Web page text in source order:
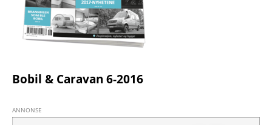
Bobil & Caravan 6-2016